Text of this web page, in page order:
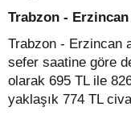
Trabzon -
Trabzon - Erzincan
sefer saatine göre
olarak 695 TL ile
yaklaşık 774 TL